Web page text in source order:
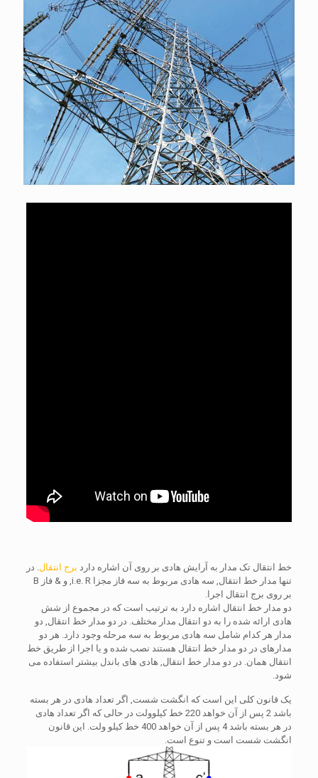
خط انتقال تک مدار به آرایش هادی بر روی آن اشاره دارد برج انتقال . در
تنها مدار خط انتقال, سه هادی مربوط به سه فاز مجزا i.e. R, و & فاز B
بر روی برج انتقال اجرا.
دو مدار خط انتقال اشاره دارد به ترتیب است که در مجموع از شش
هادی ارائه شده را به دو انتقال مدار مختلف. در دو مدار خط انتقال, دو
مدار هر کدام شامل سه هادی مربوط به سه مرحله وجود دارد. هر دو
مدارهای در دو مدار خط انتقال هستند نصب شده و یا اجرا از طریق خط
انتقال همان. در دو مدار خط انتقال, هادی های باندل بیشتر استفاده می
شود.
یک قانون کلی این است که انگشت شست, اگر تعداد هادی در هر بسته
باشد 2 پس از آن خواهد 220 خط کیلوولت در حالی که اگر تعداد هادی
در هر بسته باشد 4 پس از آن خواهد 400 خط کیلو ولت. این قانون
انگشت شست است و تنوع است.